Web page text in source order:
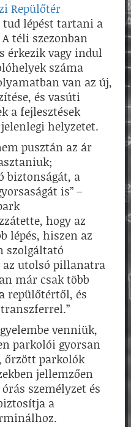
Repülőtér
tud lépést tartani a
téli szezonban
érkezik vagy indul
száma
van az új,
és vasúti
a fejlesztések
helyzetet.
pusztán az ár
biztonságát, a
is” –
hogy az
lépés, hiszen az
szolgáltató
utolsó pillanatra
már csak több
repülőtértől, és
venniük,
parkolói gyorsan
őrzött parkolók
jellemzően
személyzet és
a